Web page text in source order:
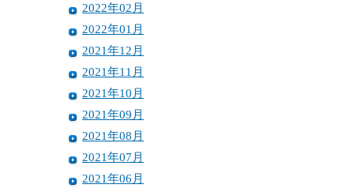
2022年02月
2022年01月
2021年12月
2021年11月
2021年10月
2021年09月
2021年08月
2021年07月
2021年06月